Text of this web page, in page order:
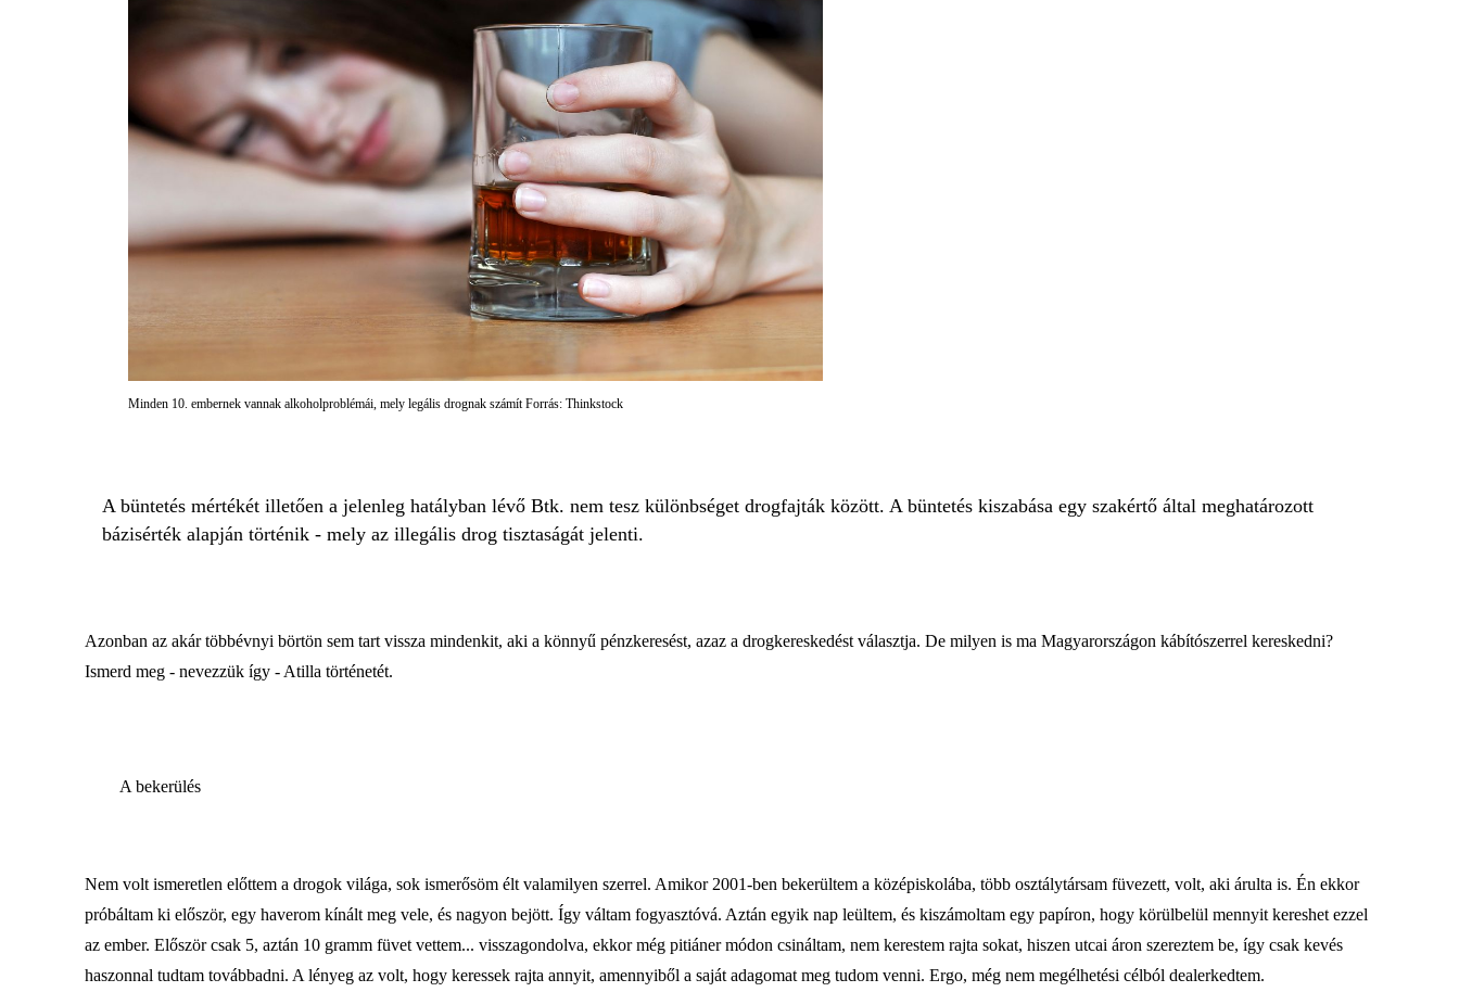
Minden 10. embernek vannak alkoholproblémái, mely legális drognak számít Forrás: Thinkstock
A büntetés mértékét illetően a jelenleg hatályban lévő Btk. nem tesz különbséget drogfajták között. A büntetés kiszabása egy szakértő által meghatározott
bázisérték alapján történik - mely az illegális drog tisztaságát jelenti.
Azonban az akár többévnyi börtön sem tart vissza mindenkit, aki a könnyű pénzkeresést, azaz a drogkereskedést választja. De milyen is ma Magyarországon kábítószerrel kereskedni?
Ismerd meg - nevezzük így - Atilla történetét.
A bekerülés
Nem volt ismeretlen előttem a drogok világa, sok ismerősöm élt valamilyen szerrel. Amikor 2001-ben bekerültem a középiskolába, több osztálytársam füvezett, volt, aki árulta is. Én ekkor
próbáltam ki először, egy haverom kínált meg vele, és nagyon bejött. Így váltam fogyasztóvá. Aztán egyik nap leültem, és kiszámoltam egy papíron, hogy körülbelül mennyit kereshet ezzel
az ember. Először csak 5, aztán 10 gramm füvet vettem... visszagondolva, ekkor még pitiáner módon csináltam, nem kerestem rajta sokat, hiszen utcai áron szereztem be, így csak kevés
haszonnal tudtam továbbadni. A lényeg az volt, hogy keressek rajta annyit, amennyiből a saját adagomat meg tudom venni. Ergo, még nem megélhetési célból dealerkedtem.